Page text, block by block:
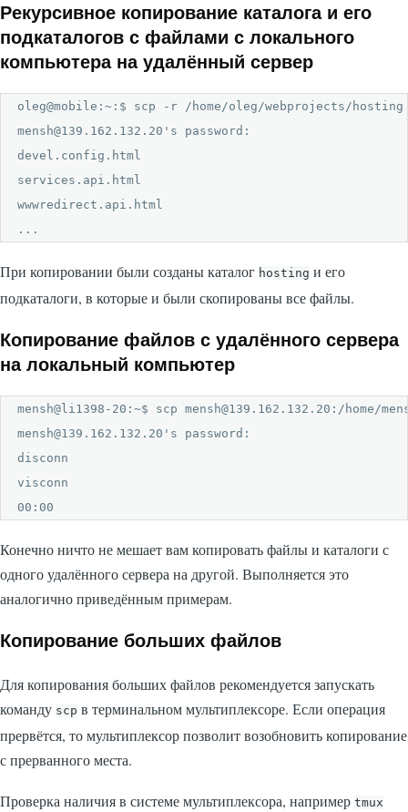
Рекурсивное копирование каталога и его
подкаталогов с файлами с локального
компьютера на удалённый сервер
oleg@mobile:~:$ scp -r /home/oleg/webprojects/hosting
mensh@139.162.132.20's password:
devel.config.html
services.api.html
wwwredirect.api.html
...
При копировании были созданы каталог hosting и его
подкаталоги, в которые и были скопированы все файлы.
Копирование файлов с удалённого сервера
на локальный компьютер
mensh@li1398-20:~$ scp mensh@139.162.132.20:/
mensh@139.162.132.20's password:
disconn
visconn
00:00
Конечно ничто не мешает вам копировать файлы и каталоги с
одного удалённого сервера на другой. Выполняется это
аналогично приведённым примерам.
Копирование больших файлов
Для копирования больших файлов рекомендуется запускать
команду scp в терминальном мультиплексоре. Если операция
прервётся, то мультиплексор позволит возобновить копирование
с прерванного места.
Проверка наличия в системе мультиплексора, например tmux